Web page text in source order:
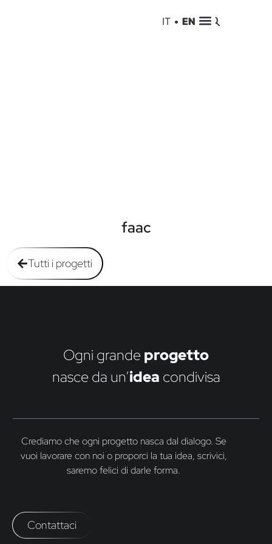
IT• EN
faac
Tutti i progetti
Ogni grandeprogetto
nasce da un’idea condivisa
Crediamo che ogni progetto nasca dal dialogo. Se
vuoi lavorare con noi o proporci la tua idea, scrivici,
saremo felici di darle forma.
Contattaci